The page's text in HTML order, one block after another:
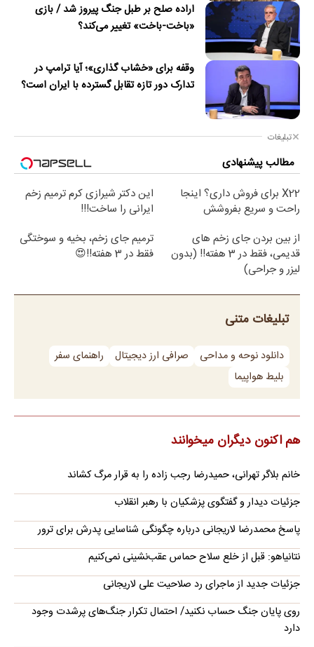
اراده صلح بر طبل جنگ پیروز شد / بازی
«باخت-باخت» تغییر می‌کند؟
وقفه برای «خشاب گذاری»؛ آیا ترامپ در
تدارک دور تازه تقابل گسترده با ایران است؟
تبلیغات
مطالب پیشنهادی
X22 برای فروش داری؟ اینجا
راحت و سریع بفروشش
این دکتر شیرازی کرم ترمیم زخم
ایرانی را ساخت!!!
از بین بردن جای زخم های
قدیمی، فقط در 3 هفته!! (بدون
لیزر و جراحی)
ترمیم جای زخم، بخیه و سوختگی
فقط در 3 هفته!!😍
تبلیغات متنی
دانلود نوحه و مداحی صرافی ارز دیجیتال
راهنمای سفر
بلیط هواپیما
هم اکنون دیگران میخوانند
خانم بلاگر تهرانی، حمیدرضا رجب زاده را به قرار مرگ کشاند
جزئیات دیدار و گفتگوی پزشکیان با رهبر انقلاب
پاسخ محمدرضا لاریجانی درباره چگونگی شناسایی پدرش برای ترور
نتانیاهو: قبل از خلع سلاح حماس عقب‌نشینی نمی‌کنیم
جزئیات جدید از ماجرای رد صلاحیت علی لاریجانی
روی پایان جنگ حساب نکنید/ احتمال تکرار جنگ‌های پرشدت وجود
دارد